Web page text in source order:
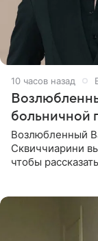
10 часов назад
больничной
Возлюбленный
Сквиччиарини
чтобы